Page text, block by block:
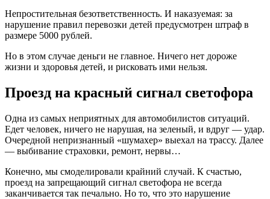
Непростительная безответственность. И наказуемая: за
нарушение правил перевозки детей предусмотрен штраф в
размере 5000 рублей.
Но в этом случае деньги не главное. Ничего нет дороже
жизни и здоровья детей, и рисковать ими нельзя.
Проезд на красный сигнал светофора
Одна из самых неприятных для автомобилистов ситуаций.
Едет человек, ничего не нарушая, на зеленый, и вдруг — удар.
Очередной непризнанный «шумахер» выехал на трассу. Далее
— выбивание страховки, ремонт, нервы…
Конечно, мы смоделировали крайний случай. К счастью,
проезд на запрещающий сигнал светофора не всегда
заканчивается так печально. Но то, что это нарушение